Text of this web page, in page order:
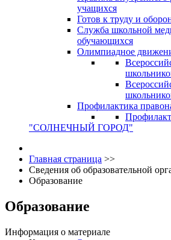
учащихся
Готов к труду и
Служба школьной
обучающихся
Олимпиадное
Профилактика
"СОЛНЕЧНЫЙ ГОРОД"
Главная страница >>
Сведения об образовательной
Образование
Образование
Информация о материале